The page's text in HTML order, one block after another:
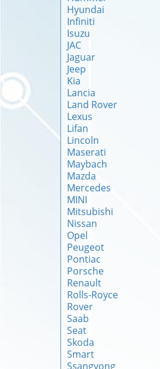
Hyundai
Infiniti
Isuzu
JAC
Jaguar
Jeep
Kia
Lancia
Land Rover
Lexus
Lifan
Lincoln
Maserati
Maybach
Mazda
Mercedes
MINI
Mitsubishi
Nissan
Opel
Peugeot
Pontiac
Porsche
Renault
Rolls-Royce
Rover
Saab
Seat
Skoda
Smart
Ssangyong